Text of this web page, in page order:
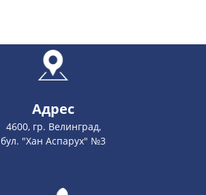
Адрес
4600, гр. Велинград,
бул. "Хан Аспарух" №3